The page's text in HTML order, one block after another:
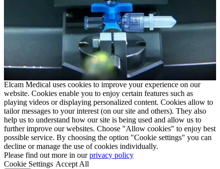
Elcam Medical uses cookies to improve your experience on our
website. Cookies enable you to enjoy certain features such as
playing videos or displaying personalized content. Cookies allow to
tailor messages to your interest (on our site and others). They also
help us to understand how our site is being used and allow us to
further improve our websites. Choose "Allow cookies" to enjoy best
possible service. By choosing the option "Cookie settings" you can
decline or manage the use of cookies individually.
Please find out more in ourprivacy policy
Cookie Settings Accept All